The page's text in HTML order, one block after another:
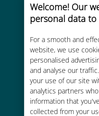
Welcome! Our
personal data
For a smooth and
website, we use
personalised
and analyse our
your use of our site
analytics partners
information that
collected from your
Receba um
em